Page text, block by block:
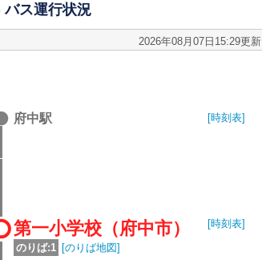
バス運行状況
2026年08月07日15:29更新
府中駅 [時刻表]
第一小学校（府中市）
のりば:1 [のりば地図]
[時刻表]